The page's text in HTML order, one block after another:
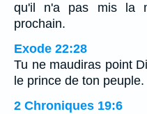
qu'il n'a pas mis la
prochain.
Exode 22:28
Tu ne maudiras point
le prince de ton peuple.
2 Chroniques 19:6